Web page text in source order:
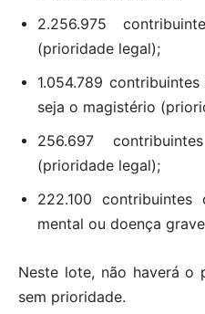
2.256.975
(prioridade legal);
1.054.789
seja o magistério
256.697
(prioridade legal);
222.100
mental ou doença
Neste lote, não haverá o
sem prioridade.